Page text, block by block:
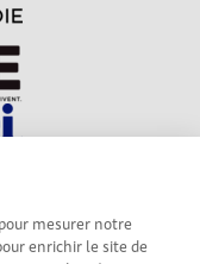
mesurer notre
enrichir le site de
en Normandie.
Echosciences